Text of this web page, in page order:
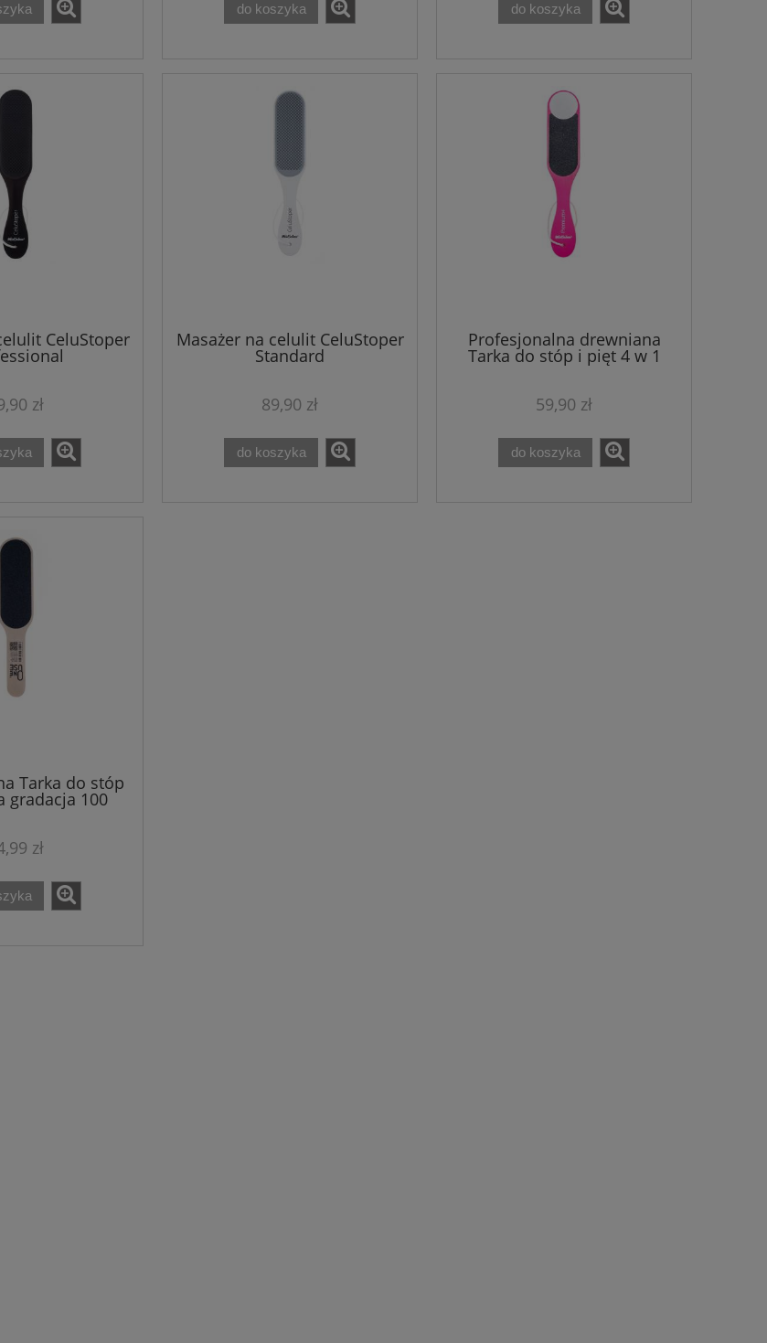
do skóry +
+ GRATIS
188,00 zł
Maska w płacie 2 szt -
gabinetowe odżywienie,
2 opakowania Serum
kolagenowe Arkada's Serum
do koszyka do koszyka
CeluStoper
zł
Masażer na celulit CeluStoper
Standard
89,90 zł
do koszyka
Profesjonalna drewniana
Tarka do stóp i pięt 4 w 1
Premium+
59,90 zł
do koszyka
Tarka do stóp
gradacja 100
zł